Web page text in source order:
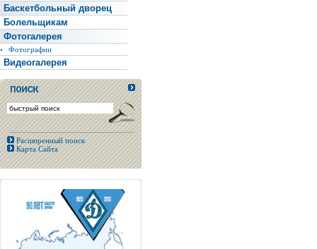
Баскетбольный дворец
Болельщикам
Фотогалерея
Фотографии
Видеогалерея
Расширенный поиск
Карта Сайта